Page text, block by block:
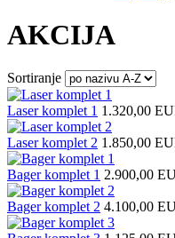
AKCIJA
Sortiranje
Laser komplet 1 1.320,00
Laser komplet 2 1.850,00
Bager komplet 1 2.900,00
Bager komplet 2 4.100,00